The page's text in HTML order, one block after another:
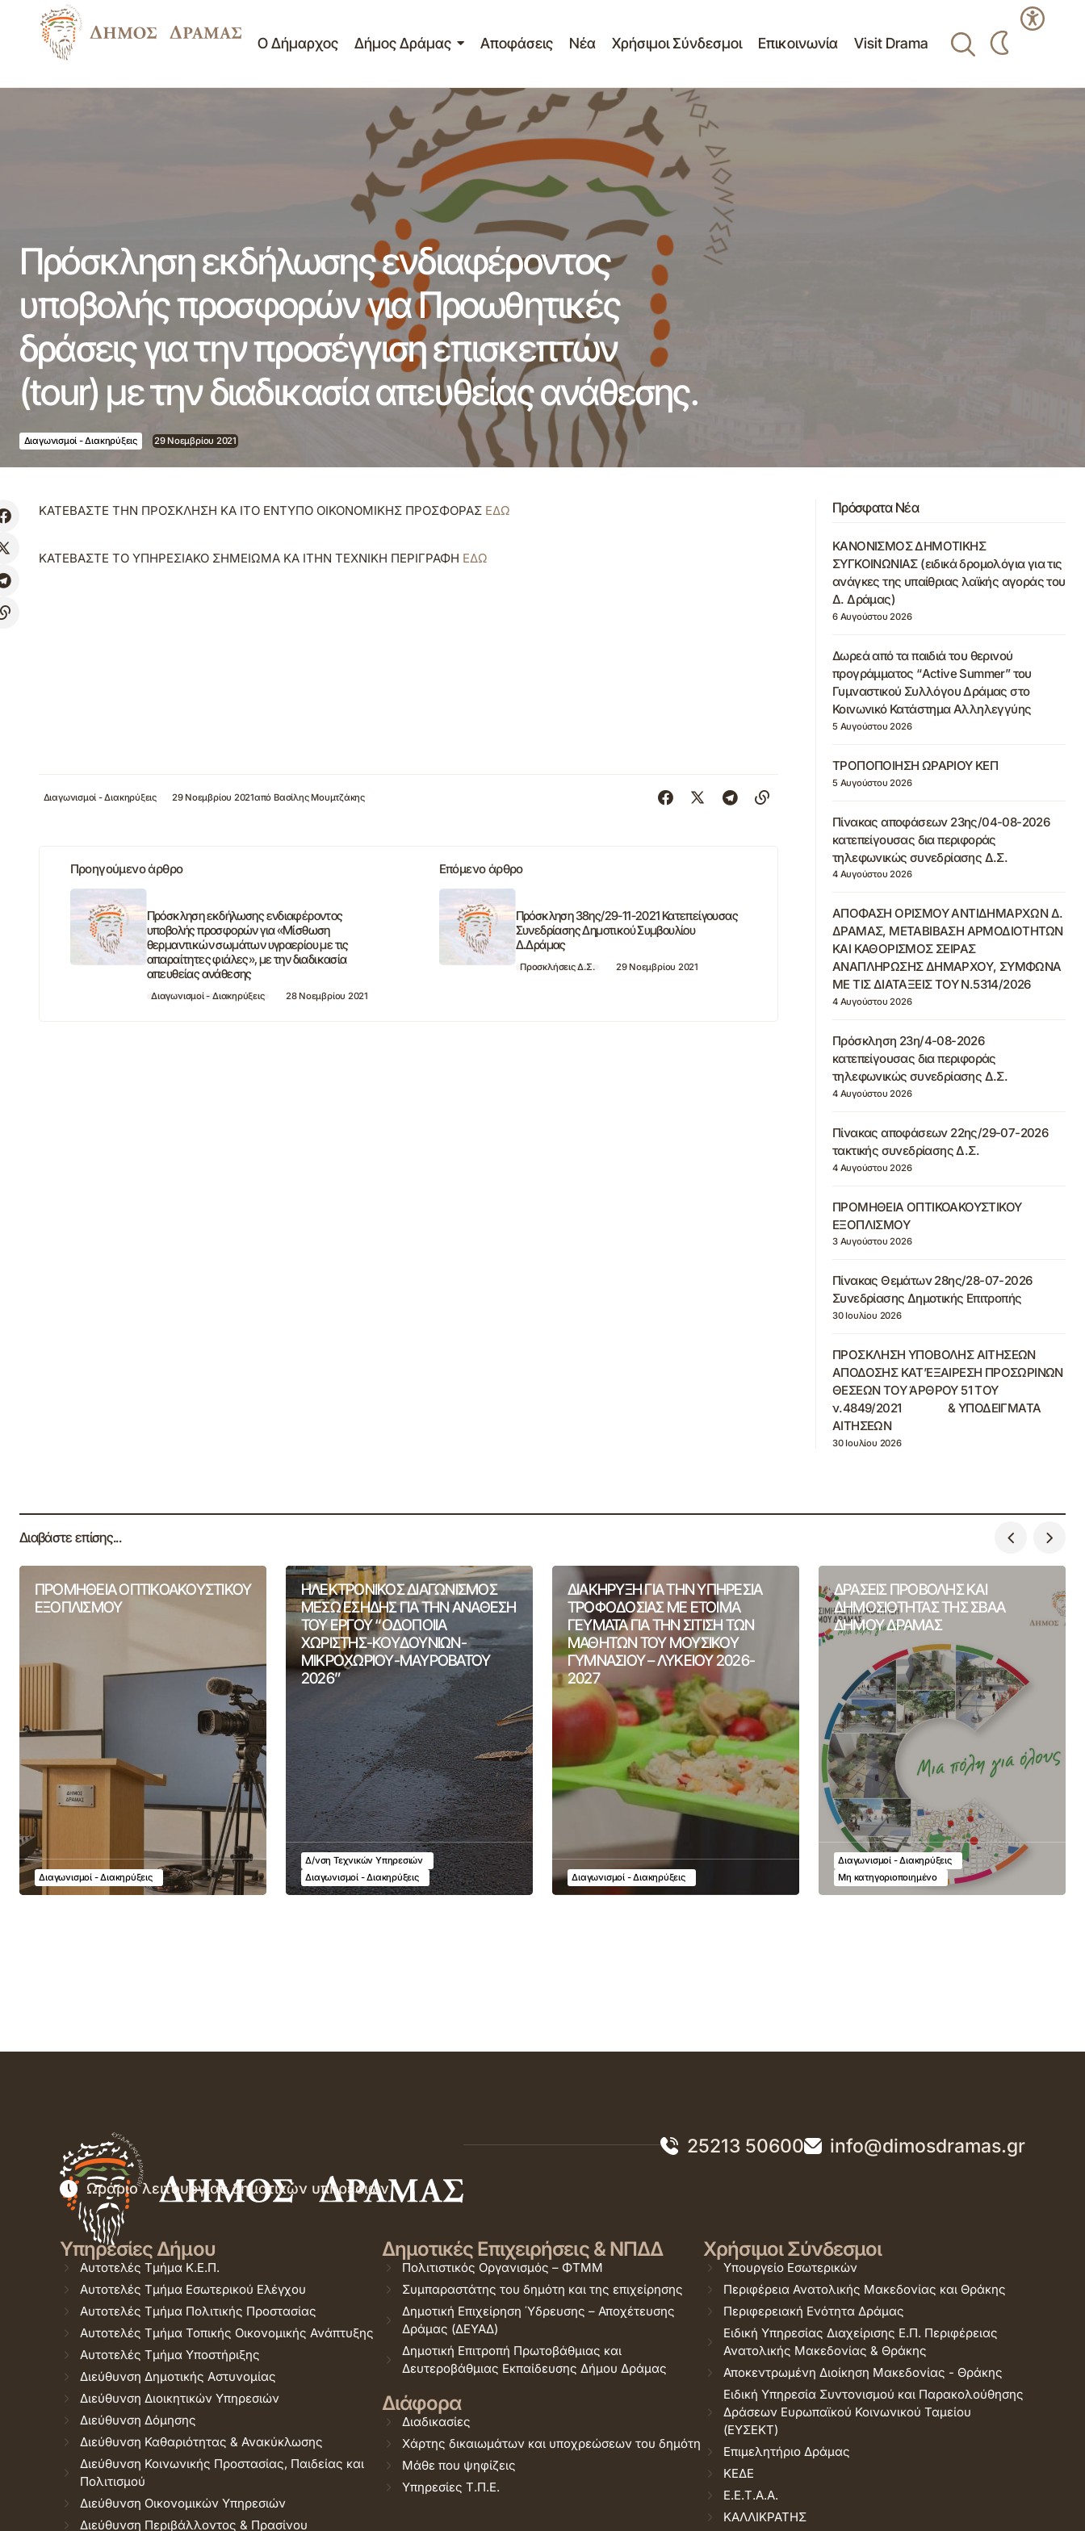
Ο Δήμαρχος Δήμος Δράμας Αποφάσεις Νέα Χρήσιμοι Σύνδεσμοι Επικοινωνία Visit Drama
Πρόσκληση εκδήλωσης ενδιαφέροντος υποβολής προσφορών για Προωθητικές
δράσεις για την προσέγγιση επισκεπτών (tour) με την διαδικασία απευθείας
ανάθεσης.
Πρόσκληση εκδήλωσης ενδιαφέροντος
υποβολής προσφορών για Προωθητικές
δράσεις για την προσέγγιση επισκεπτών
(tour) με την διαδικασία απευθείας ανάθεσης.
Διαγωνισμοί - Διακηρύξεις 29 Νοεμβρίου 2021
ΚΑΤΕΒΑΣΤΕ ΤΗΝ ΠΡΟΣΚΛΗΣΗ ΚΑ ΙΤΟ ΕΝΤΥΠΟ ΟΙΚΟΝΟΜΙΚΗΣ ΠΡΟΣΦΟΡΑΣ ΕΔΩ
ΚΑΤΕΒΑΣΤΕ ΤΟ ΥΠΗΡΕΣΙΑΚΟ ΣΗΜΕΙΩΜΑ ΚΑ ΙΤΗΝ ΤΕΧΝΙΚΗ ΠΕΡΙΓΡΑΦΗ ΕΔΩ
Διαγωνισμοί - Διακηρύξεις 29 Νοεμβρίου 2021από Βασίλης Μουμτζάκης
Προηγούμενο άρθρο
Πρόσκληση εκδήλωσης ενδιαφέροντος
υποβολής προσφορών για «Μίσθωση
θερμαντικών σωμάτων υγραερίου με τις
απαραίτητες φιάλες», με την διαδικασία
απευθείας ανάθεσης
Διαγωνισμοί - Διακηρύξεις 28 Νοεμβρίου 2021
Επόμενο άρθρο
Πρόσκληση 38ης/29-11-2021 Κατεπείγουσας
Συνεδρίασης Δημοτικού Συμβουλίου
Δ.Δράμας
Προσκλήσεις Δ.Σ. 29 Νοεμβρίου 2021
Πρόσφατα Νέα
ΚΑΝΟΝΙΣΜΟΣ ΔΗΜΟΤΙΚΗΣ
ΣΥΓΚΟΙΝΩΝΙΑΣ (ειδικά δρομολόγια για τις
ανάγκες της υπαίθριας λαϊκής αγοράς του
Δ. Δράμας)
6 Αυγούστου 2026
Δωρεά από τα παιδιά του θερινού
προγράμματος “Active Summer” του
Γυμναστικού Συλλόγου Δράμας στο
Κοινωνικό Κατάστημα Αλληλεγγύης
5 Αυγούστου 2026
ΤΡΟΠΟΠΟΙΗΣΗ ΩΡΑΡΙΟΥ ΚΕΠ
5 Αυγούστου 2026
Πίνακας αποφάσεων 23ης/04-08-2026
κατεπείγουσας δια περιφοράς
τηλεφωνικώς συνεδρίασης Δ.Σ.
4 Αυγούστου 2026
ΑΠΟΦΑΣΗ ΟΡΙΣΜΟΥ ΑΝΤΙΔΗΜΑΡΧΩΝ Δ.
ΔΡΑΜΑΣ, ΜΕΤΑΒΙΒΑΣΗ ΑΡΜΟΔΙΟΤΗΤΩΝ
ΚΑΙ ΚΑΘΟΡΙΣΜΟΣ ΣΕΙΡΑΣ
ΑΝΑΠΛΗΡΩΣΗΣ ΔΗΜΑΡΧΟΥ, ΣΥΜΦΩΝΑ
ΜΕ ΤΙΣ ΔΙΑΤΑΞΕΙΣ ΤΟΥ Ν.5314/2026
4 Αυγούστου 2026
Πρόσκληση 23η/4-08-2026
κατεπείγουσας δια περιφοράς
τηλεφωνικώς συνεδρίασης Δ.Σ.
4 Αυγούστου 2026
Πίνακας αποφάσεων 22ης/29-07-2026
τακτικής συνεδρίασης Δ.Σ.
4 Αυγούστου 2026
ΠΡΟΜΗΘΕΙΑ ΟΠΤΙΚΟΑΚΟΥΣΤΙΚΟΥ
ΕΞΟΠΛΙΣΜΟΥ
3 Αυγούστου 2026
Πίνακας Θεμάτων 28ης/28-07-2026
Συνεδρίασης Δημοτικής Επιτροπής
30 Ιουλίου 2026
ΠΡΟΣΚΛΗΣΗ ΥΠΟΒΟΛΗΣ ΑΙΤΗΣΕΩΝ
ΑΠΟΔΟΣΗΣ ΚΑΤ’ΕΞΑΙΡΕΣΗ ΠΡΟΣΩΡΙΝΩΝ
ΘΕΣΕΩΝ ΤΟΥ ΆΡΘΡΟΥ 51 ΤΟΥ
ν.4849/2021 & ΥΠΟΔΕΙΓΜΑΤΑ
ΑΙΤΗΣΕΩΝ
30 Ιουλίου 2026
Διαβάστε επίσης...
ΠΡΟΜΗΘΕΙΑ ΟΠΤΙΚΟΑΚΟΥΣΤΙΚΟΥ
ΕΞΟΠΛΙΣΜΟΥ
Διαγωνισμοί - Διακηρύξεις
ΗΛΕΚΤΡΟΝΙΚΟΣ ΔΙΑΓΩΝΙΣΜΟΣ
ΜΕΣΩ ΕΣΗΔΗΣ ΓΙΑ ΤΗΝ ΑΝΑΘΕΣΗ
ΤΟΥ ΕΡΓΟΥ “ΟΔΟΠΟΙΙΑ
ΧΩΡΙΣΤΗΣ-ΚΟΥΔΟΥΝΙΩΝ-
ΜΙΚΡΟΧΩΡΙΟΥ-ΜΑΥΡΟΒΑΤΟΥ
2026”
Δ/νση Τεχνικών Υπηρεσιών
Διαγωνισμοί - Διακηρύξεις
ΔΙΑΚΗΡΥΞΗ ΓΙΑ ΤΗΝ ΥΠΗΡΕΣΙΑ
ΤΡΟΦΟΔΟΣΙΑΣ ΜΕ ΕΤΟΙΜΑ
ΓΕΥΜΑΤΑ ΓΙΑ ΤΗΝ ΣΙΤΙΣΗ ΤΩΝ
ΜΑΘΗΤΩΝ ΤΟΥ ΜΟΥΣΙΚΟΥ
ΓΥΜΝΑΣΙΟΥ – ΛΥΚΕΙΟΥ 2026-
2027
Διαγωνισμοί - Διακηρύξεις
ΔΡΑΣΕΙΣ ΠΡΟΒΟΛΗΣ ΚΑΙ
ΔΗΜΟΣΙΟΤΗΤΑΣ ΤΗΣ ΣΒΑΑ
ΔΗΜΟΥ ΔΡΑΜΑΣ
Διαγωνισμοί - Διακηρύξεις
Μη κατηγοριοποιημένο
25213 50600 info@dimosdramas.gr
Ωράριο λειτουργίας δημοτικών υπηρεσιών
Υπηρεσίες Δήμου
Αυτοτελές Τμήμα Κ.Ε.Π.
Αυτοτελές Τμήμα Εσωτερικού Ελέγχου
Αυτοτελές Τμήμα Πολιτικής Προστασίας
Αυτοτελές Τμήμα Τοπικής Οικονομικής Ανάπτυξης
Αυτοτελές Τμήμα Υποστήριξης
Διεύθυνση Δημοτικής Αστυνομίας
Διεύθυνση Διοικητικών Υπηρεσιών
Διεύθυνση Δόμησης
Διεύθυνση Καθαριότητας & Ανακύκλωσης
Διεύθυνση Κοινωνικής Προστασίας, Παιδείας και
Πολιτισμού
Διεύθυνση Οικονομικών Υπηρεσιών
Διεύθυνση Περιβάλλοντος & Πρασίνου
Δημοτικές Επιχειρήσεις & ΝΠΔΔ
Πολιτιστικός Οργανισμός – ΦΤΜΜ
Συμπαραστάτης του δημότη και της επιχείρησης
Δημοτική Επιχείρηση Ύδρευσης – Αποχέτευσης
Δράμας (ΔΕΥΑΔ)
Δημοτική Επιτροπή Πρωτοβάθμιας και
Δευτεροβάθμιας Εκπαίδευσης Δήμου Δράμας
Διάφορα
Διαδικασίες
Χάρτης δικαιωμάτων και υποχρεώσεων του δημότη
Μάθε που ψηφίζεις
Υπηρεσίες Τ.Π.Ε.
Χρήσιμοι Σύνδεσμοι
Υπουργείο Εσωτερικών
Περιφέρεια Ανατολικής Μακεδονίας και Θράκης
Περιφερειακή Ενότητα Δράμας
Ειδική Υπηρεσίας Διαχείρισης Ε.Π. Περιφέρειας
Ανατολικής Μακεδονίας & Θράκης
Αποκεντρωμένη Διοίκηση Μακεδονίας - Θράκης
Ειδική Υπηρεσία Συντονισμού και Παρακολούθησης
Δράσεων Ευρωπαϊκού Κοινωνικού Ταμείου
(ΕΥΣΕΚΤ)
Επιμελητήριο Δράμας
ΚΕΔΕ
Ε.Ε.Τ.Α.Α.
ΚΑΛΛΙΚΡΑΤΗΣ